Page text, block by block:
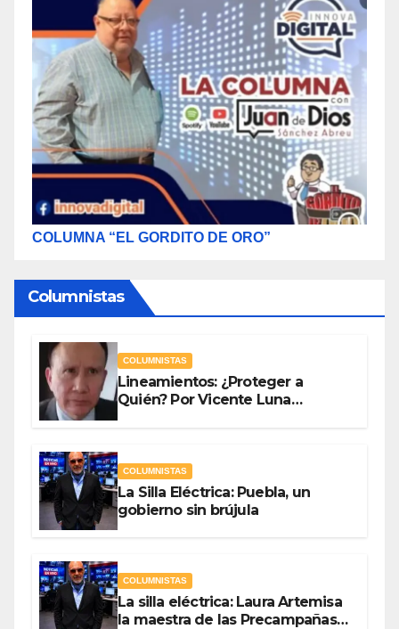
COLUMNA “EL GORDITO DE ORO”
Columnistas
COLUMNISTAS
Lineamientos: ¿Proteger a
Quién? Por Vicente Luna
COLUMNISTAS
La Silla Eléctrica: Puebla, un
gobierno sin brújula
COLUMNISTAS
La silla eléctrica: Laura Artemisa
la maestra de las Precampañas